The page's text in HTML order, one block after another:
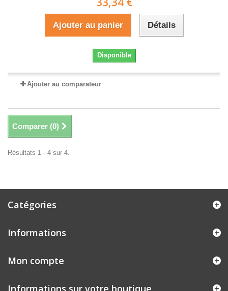
Ajouter au panier Détails
Disponible
Ajouter au comparateur
Comparer (0)
Résultats 1 - 4 sur 4.
Catégories
Informations
Mon compte
Informations sur votre boutique